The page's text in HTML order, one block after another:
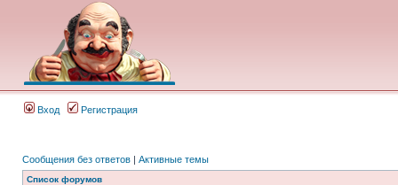
Вход Регистрация
Сообщения без ответов | Активные темы
Список форумов